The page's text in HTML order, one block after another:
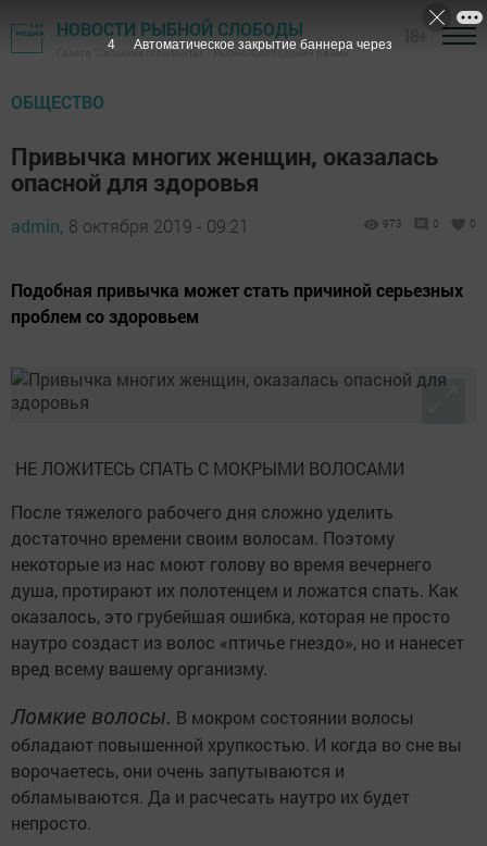
НОВОСТИ РЫБНОЙ СЛОБОДЫ
Газета "Сельские горизонты" - Рыбно-Слободский район
ОБЩЕСТВО
Привычка многих женщин, оказалась
опасной для здоровья
admin, 8 октября 2019 - 09:21 973 0 0
Подобная привычка может стать причиной серьезных
проблем со здоровьем
НЕ ЛОЖИТЕСЬ СПАТЬ С МОКРЫМИ ВОЛОСАМИ
После тяжелого рабочего дня сложно уделить
достаточно времени своим волосам. Поэтому
некоторые из нас моют голову во время вечернего
душа, протирают их полотенцем и ложатся спать. Как
оказалось, это грубейшая ошибка, которая не просто
наутро создаст из волос «птичье гнездо», но и нанесет
вред всему вашему организму.
Ломкие волосы. В мокром состоянии волосы
обладают повышенной хрупкостью. И когда во сне вы
ворочаетесь, они очень запутываются и
обламываются. Да и расчесать наутро их будет
непросто.
3 Автоматическое закрытие баннера через